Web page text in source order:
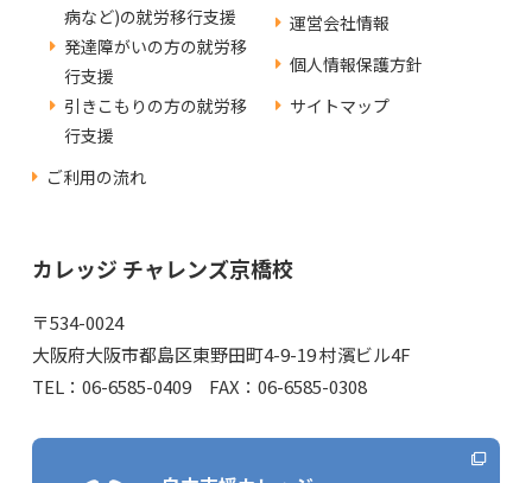
病など)の就労移行支援
発達障がいの方の就労移
行支援
引きこもりの方の就労移
行支援
ご利用の流れ
運営会社情報
個人情報保護方針
サイトマップ
カレッジ チャレンズ京橋校
〒534-0024
大阪府大阪市都島区東野田町4-9-19 村濱ビル4F
TEL：06-6585-0409 FAX：06-6585-0308